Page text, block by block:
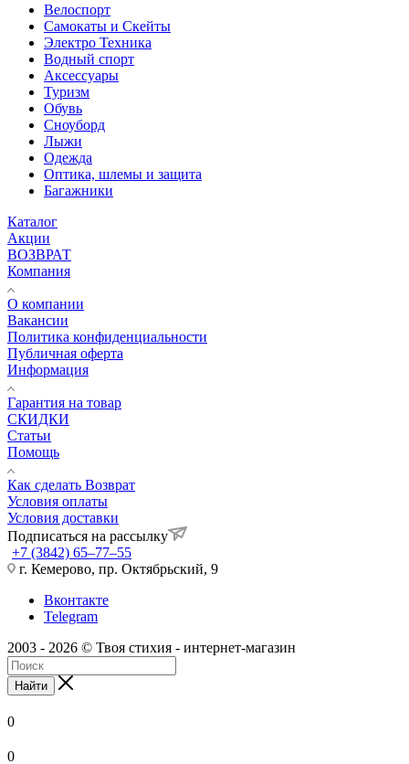
Велоспорт
Самокаты и Скейты
Электро Техника
Водный спорт
Аксессуары
Туризм
Обувь
Сноуборд
Лыжи
Одежда
Оптика, шлемы и защита
Багажники
Каталог
Акции
ВОЗВРАТ
Компания
О компании
Вакансии
Политика конфиденциальности
Публичная оферта
Информация
Гарантия на товар
СКИДКИ
Статьи
Помощь
Как сделать Возврат
Условия оплаты
Условия доставки
Подписаться на рассылку
+7 (3842) 65–77–55
г. Кемерово, пр. Октябрьский, 9
Вконтакте
Telegram
2003 - 2026 © Твоя стихия - интернет-магазин
Найти
0
0